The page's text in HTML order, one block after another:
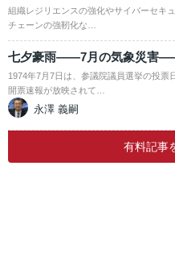
組織レジリエンスの強化やサイバーセキ
チェーンの強靭化な…
七夕豪雨――7月の気象災害
1974年7月7日は、参議院議員選挙の投票
開票速報が放映されて…
永澤 義嗣
有料記事